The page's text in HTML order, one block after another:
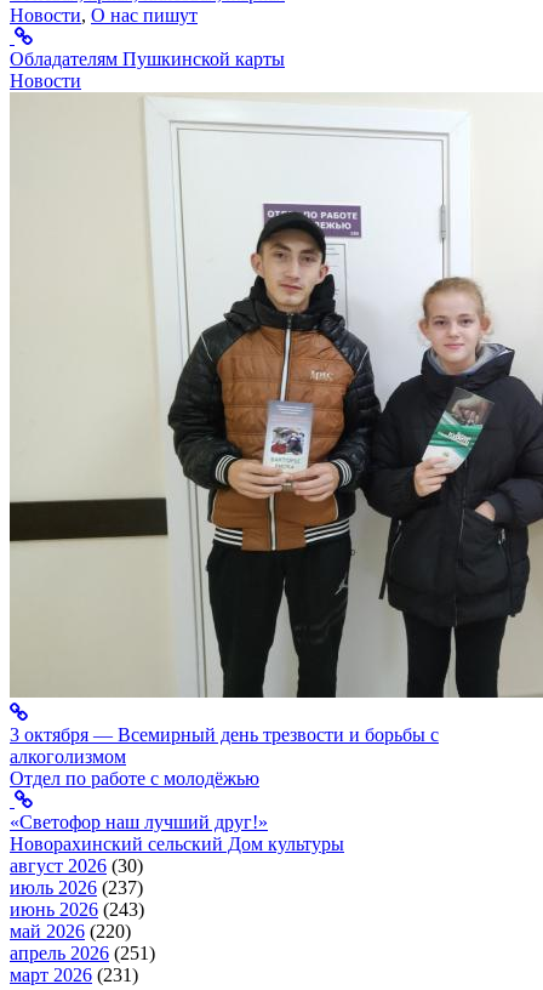
Новости, О нас пишут
Обладателям Пушкинской карты
Новости
3 октября — Всемирный день трезвости и борьбы с
алкоголизмом
Отдел по работе с молодёжью
«Светофор наш лучший друг!»
Новорахинский сельский Дом культуры
август 2026 (30)
июль 2026 (237)
июнь 2026 (243)
май 2026 (220)
апрель 2026 (251)
март 2026 (231)